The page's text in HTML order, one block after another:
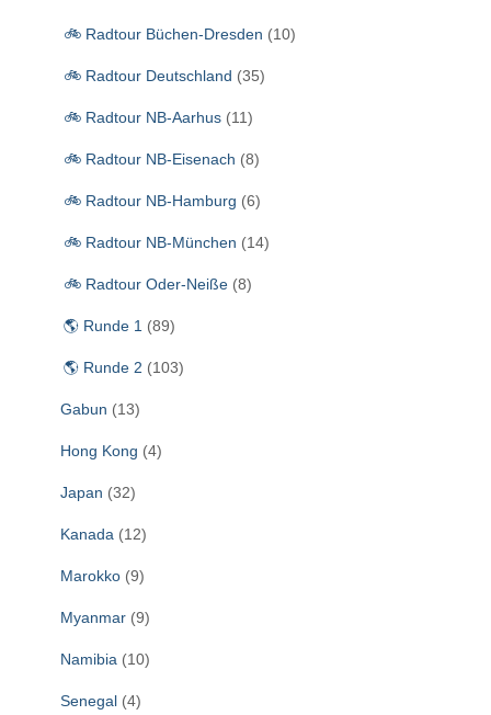
🚲 Radtour Büchen-Dresden (10)
🚲 Radtour Deutschland (35)
🚲 Radtour NB-Aarhus (11)
🚲 Radtour NB-Eisenach (8)
🚲 Radtour NB-Hamburg (6)
🚲 Radtour NB-München (14)
🚲 Radtour Oder-Neiße (8)
🌎 Runde 1 (89)
🌎 Runde 2 (103)
Gabun (13)
Hong Kong (4)
Japan (32)
Kanada (12)
Marokko (9)
Myanmar (9)
Namibia (10)
Senegal (4)